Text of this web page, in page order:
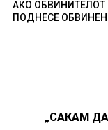
АКО
ПОДНЕСЕ
„САКАМ